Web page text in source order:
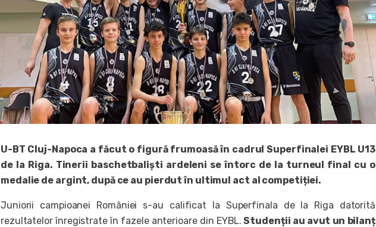
U-BT Cluj-Napoca a făcut o figură frumoasă în cadrul Superfinalei EYBL U13
de la Riga. Tinerii baschetbaliști ardeleni se întorc de la turneul final cu o
medalie de argint, după ce au pierdut în ultimul act al competiției.
Juniorii campioanei României s-au calificat la Superfinala de la Riga datorită
rezultatelor înregistrate în fazele anterioare din EYBL. Studenții au avut un bilanț